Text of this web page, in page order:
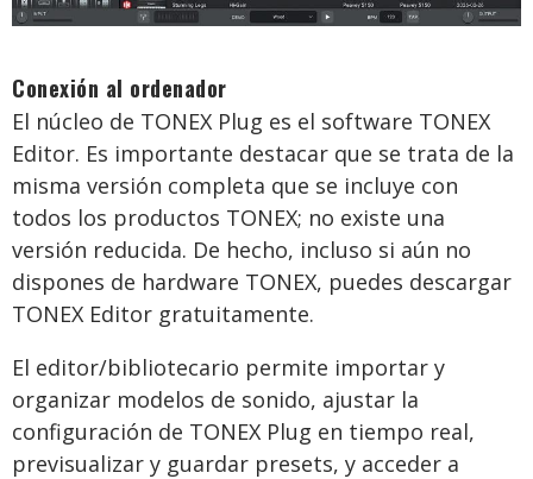
Conexión al ordenador
El núcleo de TONEX Plug es el software TONEX
Editor. Es importante destacar que se trata de la
misma versión completa que se incluye con
todos los productos TONEX; no existe una
versión reducida. De hecho, incluso si aún no
dispones de hardware TONEX, puedes descargar
TONEX Editor gratuitamente.
El editor/bibliotecario permite importar y
organizar modelos de sonido, ajustar la
configuración de TONEX Plug en tiempo real,
previsualizar y guardar presets, y acceder a